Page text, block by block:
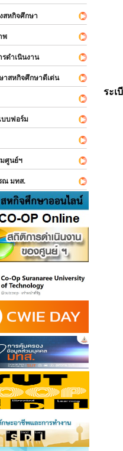
หกิจศึกษา
พ
ดำเนินงาน
สหกิจศึกษาดีเด่น
บฟอร์ม
ศูนย์ฯ
ณ มทส.
ระเ